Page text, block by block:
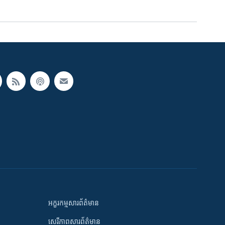
អក្ខរកម្មសារព័ត៌មាន
សេរីភាពសារព័ត៌មាន